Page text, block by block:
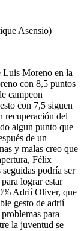
Asensio)
Luis Moreno en la
con 8,5 puntos
campeon
con 7,5 siguen
recuperación del
algun punto que
de un
y malas creo que
Félix
podrí­a ser
lograr estar
Adrií Oliver, que
gesto de adrií
para
la juventud se